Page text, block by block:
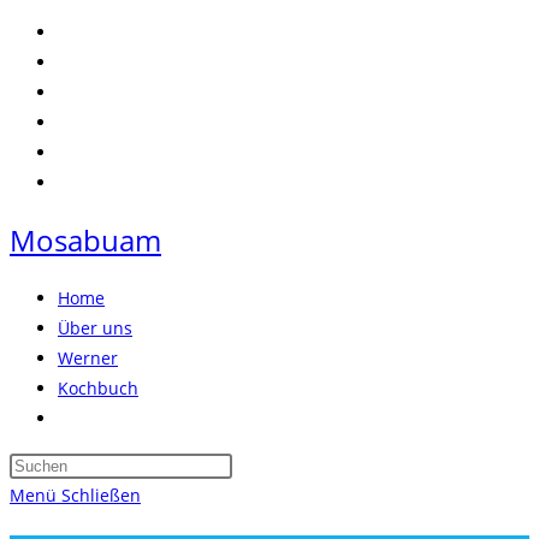
Zum
Inhalt
springen
Mosabuam
Home
Über uns
Werner
Kochbuch
umschalten
Press
Menü Schließen